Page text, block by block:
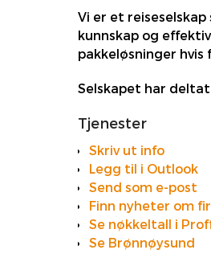
Vi er et
kunnskap og
pakkeløsninger
Selskapet har
Tjenester
Skriv ut info
Legg til i Outlook
Send som e-post
Finn nyheter om
Se nøkkeltall i
Se Brønnøysund